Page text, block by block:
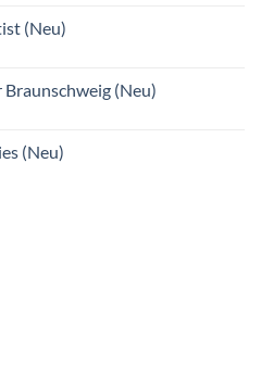
(Neu)
(Neu)
(Neu)